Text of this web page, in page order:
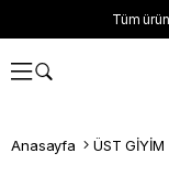
Tüm
Anasayfa ÜST GİYİM